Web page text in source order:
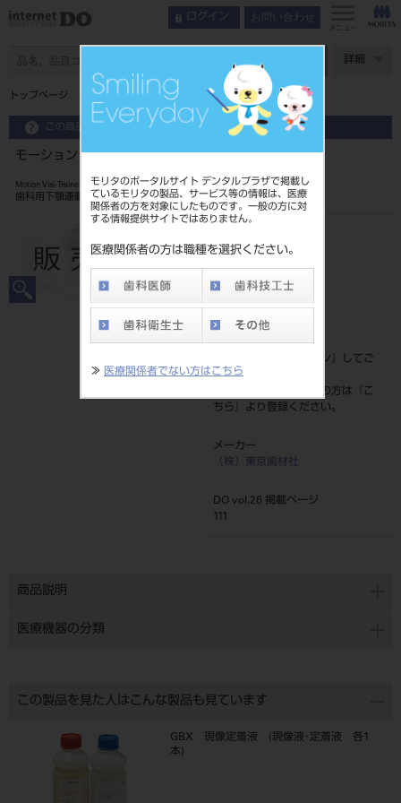
モリタのポータルサイト デンタルプラザで掲載し
ているモリタの製品、サービス等の情報は、医療
関係者の方を対象にしたものです。一般の方に対
する情報提供サイトではありません。
医療関係者の方は職種を選択ください。
≫ 医療関係者でない方はこちら
ログイン お問い合わせ
メニュー
詳細
トップページ モーション ビジトレーナー V-1
この商品に関するお問い合わせ
モーション ビジトレーナー V-1
Motion Visi-Trainer V-1
歯科用下顎運動測定器
207080980
JAN/EANコード
標準価格
ログイン
』してご
覧ください。
ネット会員登録がまだの方は『
こ
ちら
』より登録ください。
メーカー
（株）東京歯材社
DO vol.26 掲載ページ
111
商品説明
医療機器の分類
この製品を見た人はこんな製品も見ています
GBX 現像定着液 (現像液･定着液 各1
本)